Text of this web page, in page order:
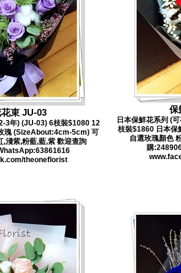
束 JU-03
3年) (JU-03) 6枝裝$1080 12
瑰 (SizeAbout:4cm-5cm) 可
,淺紫,粉藍,藍,紫 歡迎查詢
theoneflorist
保
日本保鮮花系列 (
枝裝$1860 日本
自選玫瑰顏色
購